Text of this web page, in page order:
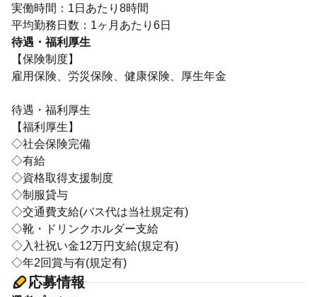
実働時間：1日あたり8時間
待遇・福利厚生
【保険制度】
雇用保険、労災保険、健康保険、厚生年金
待遇・福利厚生
【福利厚生】
◇社会保険完備
◇有給
◇資格取得支援制度
◇制服貸与
◇交通費支給(バス代は当社規定有)
◇靴・ドリンクホルダー支給
◇入社祝い金12万円支給(規定有)
◇年2回賞与有(規定有)
応募情報